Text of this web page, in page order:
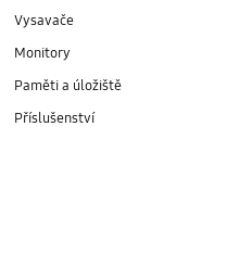
Vysavače
Monitory
Paměti a úložiště
Příslušenství